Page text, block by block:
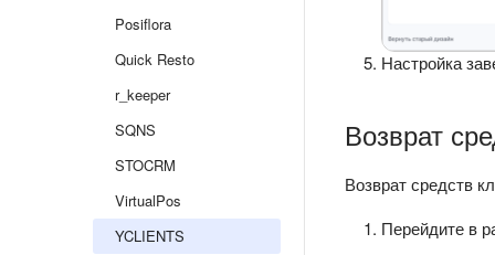
Posiflora
Quick Resto
r_keeper
SQNS
STOCRM
VirtualPos
YCLIENTS
Настройка
Возврат
Возврат средств
Перейдите в